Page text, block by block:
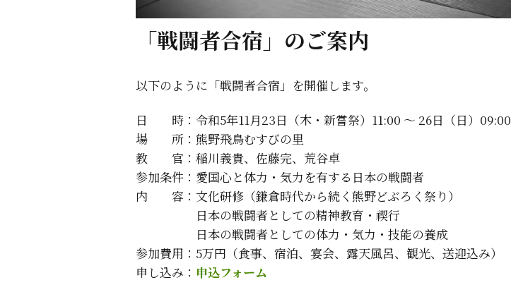
「戦闘者合宿」のご案内
以下のように「戦闘者合宿」を開催します。
日 時：令和5年11月23日（木・新嘗祭）11:00 ～ 26日（日）09:00
場 所：熊野飛鳥むすびの里
教 官：稲川義貴、佐藤完、荒谷卓
参加条件：愛国心と体力・気力を有する日本の戦闘者
内 容：文化研修（鎌倉時代から続く熊野どぶろく祭り）
日本の戦闘者としての精神教育・禊行
日本の戦闘者としての体力・気力・技能の養成
参加費用：5万円（食事、宿泊、宴会、露天風呂、観光、送迎込み）
申し込み： 申込フォーム